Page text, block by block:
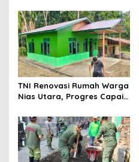
TNI Renovasi Rumah Warga
Nias Utara, Progres Capai